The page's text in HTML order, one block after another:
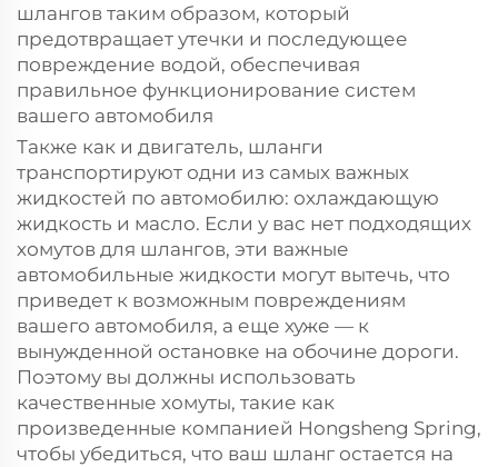
шлангов таким образом, который
предотвращает утечки и последующее
повреждение водой, обеспечивая
правильное функционирование систем
вашего автомобиля
Также как и двигатель, шланги
транспортируют одни из самых важных
жидкостей по автомобилю: охлаждающую
жидкость и масло. Если у вас нет подходящих
хомутов для шлангов, эти важные
автомобильные жидкости могут вытечь, что
приведет к возможным повреждениям
вашего автомобиля, а еще хуже — к
вынужденной остановке на обочине дороги.
Поэтому вы должны использовать
качественные хомуты, такие как
произведенные компанией Hongsheng Spring,
чтобы убедиться, что ваш шланг остается на